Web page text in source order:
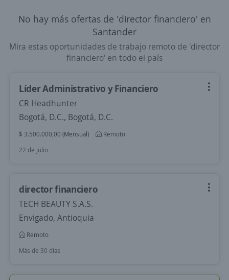
No hay más ofertas de 'director financiero' en
Santander
Mira estas oportunidades de trabajo remoto de 'director
financiero' en todo el país
Líder Administrativo y Financiero
CR Headhunter
Bogotá, D.C., Bogotá, D.C.
$ 3.500.000,00 (Mensual)
Remoto
22 de julio
director financiero
TECH BEAUTY S.A.S.
Envigado, Antioquia
Remoto
Más de 30 días